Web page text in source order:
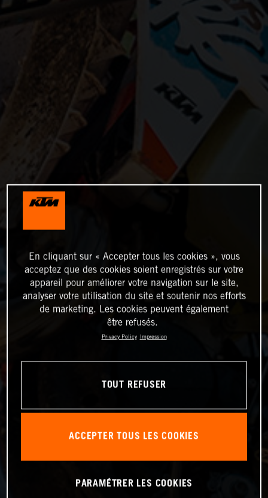
En cliquant sur « Accepter tous les cookies », vous
acceptez que des cookies soient enregistrés sur votre
appareil pour améliorer votre navigation sur le site,
analyser votre utilisation du site et soutenir nos efforts
de marketing. Les cookies peuvent également
être refusés.
Privacy Policy Impression
TOUT REFUSER
ACCEPTER TOUS LES COOKIES
PARAMÉTRER LES COOKIES